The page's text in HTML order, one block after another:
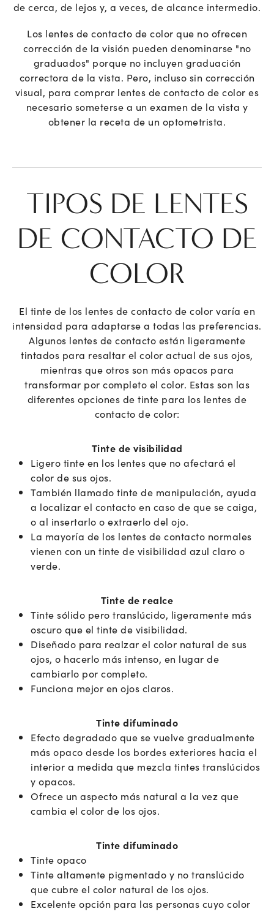
de cerca, de lejos y, a veces, de alcance intermedio.
Los lentes de contacto de color que no ofrecen
corrección de la visión pueden denominarse "no
graduados" porque no incluyen graduación
correctora de la vista. Pero, incluso sin corrección
visual, para comprar lentes de contacto de color es
necesario someterse a un examen de la vista y
obtener la receta de un optometrista.
TIPOS DE LENTES
DE CONTACTO DE
COLOR
El tinte de los lentes de contacto de color varía en
intensidad para adaptarse a todas las preferencias.
Algunos lentes de contacto están ligeramente
tintados para resaltar el color actual de sus ojos,
mientras que otros son más opacos para
transformar por completo el color. Estas son las
diferentes opciones de tinte para los lentes de
contacto de color:
Tinte de visibilidad
Ligero tinte en los lentes que no afectará el
color de sus ojos.
También llamado tinte de manipulación, ayuda
a localizar el contacto en caso de que se caiga,
o al insertarlo o extraerlo del ojo.
La mayoría de los lentes de contacto normales
vienen con un tinte de visibilidad azul claro o
verde.
Tinte de realce
Tinte sólido pero translúcido, ligeramente más
oscuro que el tinte de visibilidad.
Diseñado para realzar el color natural de sus
ojos, o hacerlo más intenso, en lugar de
cambiarlo por completo.
Funciona mejor en ojos claros.
Tinte difuminado
Efecto degradado que se vuelve gradualmente
más opaco desde los bordes exteriores hacia el
interior a medida que mezcla tintes translúcidos
y opacos.
Ofrece un aspecto más natural a la vez que
cambia el color de los ojos.
Tinte difuminado
Tinte opaco
Tinte altamente pigmentado y no translúcido
que cubre el color natural de los ojos.
Excelente opción para las personas cuyo color